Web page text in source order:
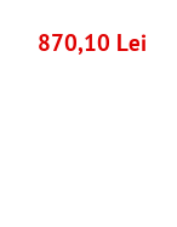
870,10 Lei